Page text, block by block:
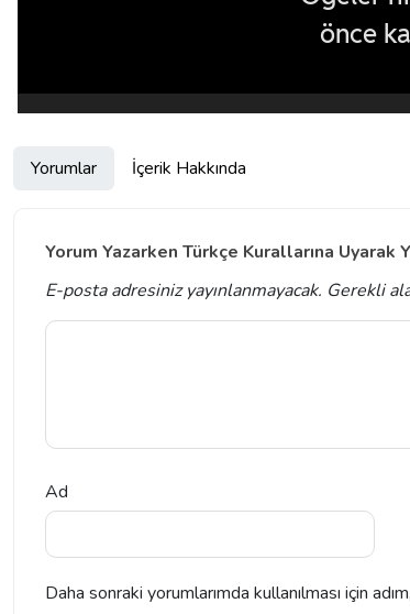
Yorumlar İçerik Hakkında
Yorum Yazarken Türkçe Kurallarına Uyarak
E-posta adresiniz yayınlanmayacak. Gerekli
Ad
Daha sonraki yorumlarımda kullanılması için